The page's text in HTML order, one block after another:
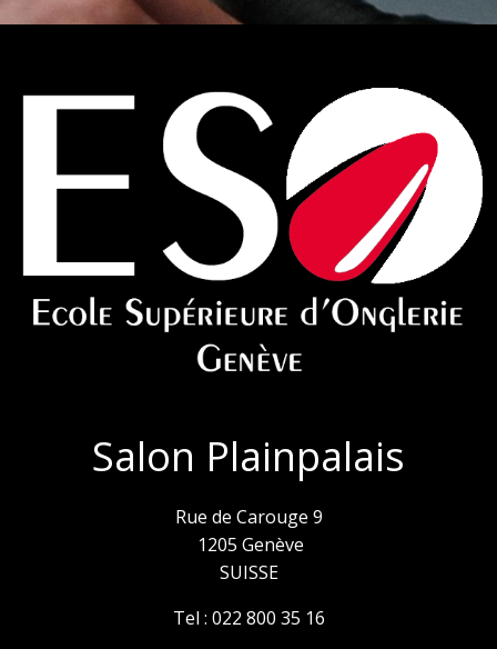
Salon Plainpalais
Rue de Carouge 9
1205 Genève
SUISSE
Tel : 022 800 35 16